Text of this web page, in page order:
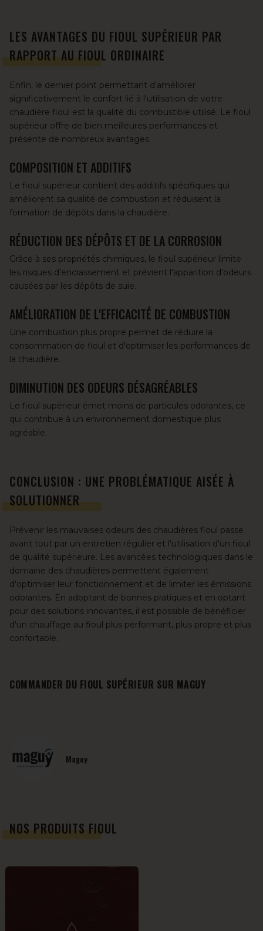
LES AVANTAGES DU FIOUL SUPÉRIEUR PAR
RAPPORT AU FIOUL ORDINAIRE
Enfin, le dernier point permettant d'améliorer
significativement le confort lié à l'utilisation de votre
chaudière fioul est la qualité du combustible utilisé. Le fioul
supérieur offre de bien meilleures performances et
présente de nombreux avantages.
COMPOSITION ET ADDITIFS
Le fioul supérieur contient des additifs spécifiques qui
améliorent sa qualité de combustion et réduisent la
formation de dépôts dans la chaudière.
RÉDUCTION DES DÉPÔTS ET DE LA CORROSION
Grâce à ses propriétés chimiques, le fioul supérieur limite
les risques d'encrassement et prévient l'apparition d'odeurs
causées par les dépôts de suie.
AMÉLIORATION DE L'EFFICACITÉ DE COMBUSTION
Une combustion plus propre permet de réduire la
consommation de fioul et d'optimiser les performances de
la chaudière.
DIMINUTION DES ODEURS DÉSAGRÉABLES
Le fioul supérieur émet moins de particules odorantes, ce
qui contribue à un environnement domestique plus
agréable.
CONCLUSION : UNE PROBLÉMATIQUE AISÉE À
SOLUTIONNER
Prévenir les mauvaises odeurs des chaudières fioul passe
avant tout par un entretien régulier et l'utilisation d'un fioul
de qualité supérieure. Les avancées technologiques dans le
domaine des chaudières permettent également
d'optimiser leur fonctionnement et de limiter les émissions
odorantes. En adoptant de bonnes pratiques et en optant
pour des solutions innovantes, il est possible de bénéficier
d'un chauffage au fioul plus performant, plus propre et plus
confortable.
COMMANDER DU FIOUL SUPÉRIEUR SUR MAGUY
Maguy
NOS PRODUITS FIOUL